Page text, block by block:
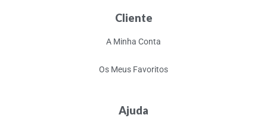
Cliente
A Minha Conta
Os Meus Favoritos
Ajuda